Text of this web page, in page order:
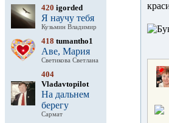
420 igorded
Я научу тебя
Кузьмин Владимир
418 tumantho1
Аве, Мария
Светикова Светлана
404
Vladavtopilot
На дальнем
берегу
Сармат